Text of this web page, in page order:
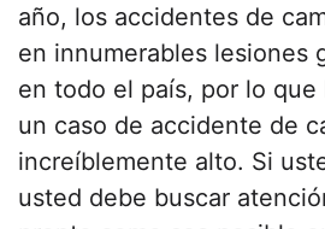
año, los accidentes de
en innumerables lesiones
en todo el país, por lo que
un caso de accidente de
increíblemente alto. Si
usted debe buscar